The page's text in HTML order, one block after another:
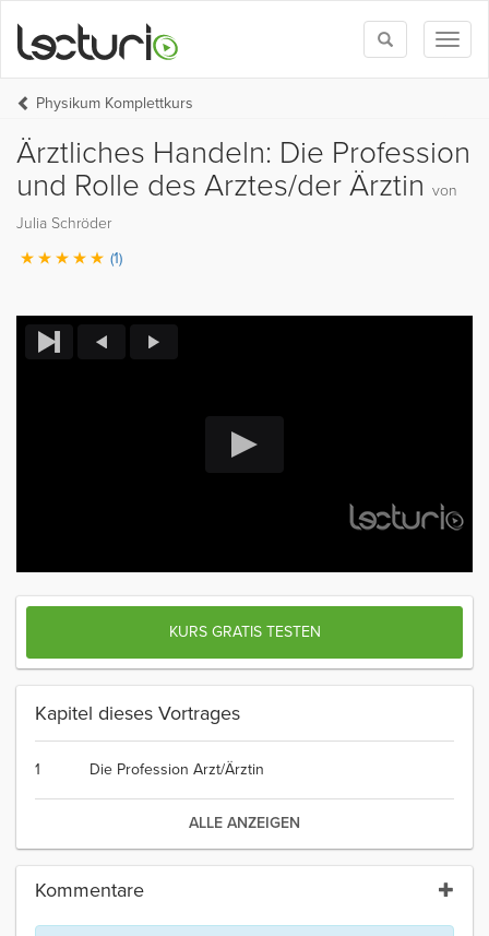
Toggle
search
Physikum Komplettkurs
Ärztliches Handeln: Die Profession
und Rolle des Arztes/der Ärztin von
Julia Schröder
(1)
KURS GRATIS TESTEN
Kapitel dieses Vortrages
1 Die Profession Arzt/Ärztin
ALLE ANZEIGEN
Kommentare